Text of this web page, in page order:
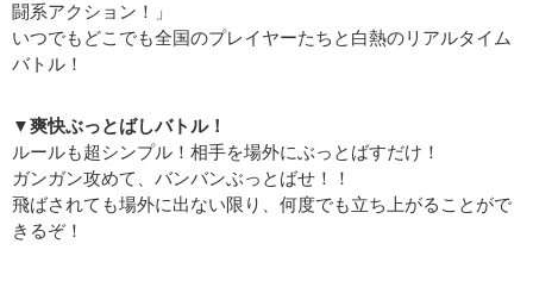
闘系アクション！」
いつでもどこでも全国のプレイヤーたちと白熱のリアルタイム
バトル！
▼爽快ぶっとばしバトル！
ルールも超シンプル！相手を場外にぶっとばすだけ！
ガンガン攻めて、バンバンぶっとばせ！！
飛ばされても場外に出ない限り、何度でも立ち上がることがで
きるぞ！